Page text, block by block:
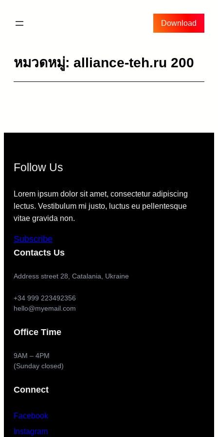
Download
หมวดหมู่: alliance-teh.ru 200
Follow Us
Lorem ipsum dolor sit amet, consectetur adipiscing
lectus. Vestibulum mi justo, luctus eu pellentesque
vitae gravida non.
Subscribe
Contacts Us
Address street 28, Catalania, Ukraine
+34 999 223492356
hello@myemail.com
Office Time
9AM – 4PM
(Sunday closed)
Connect
Facebook
Instagram